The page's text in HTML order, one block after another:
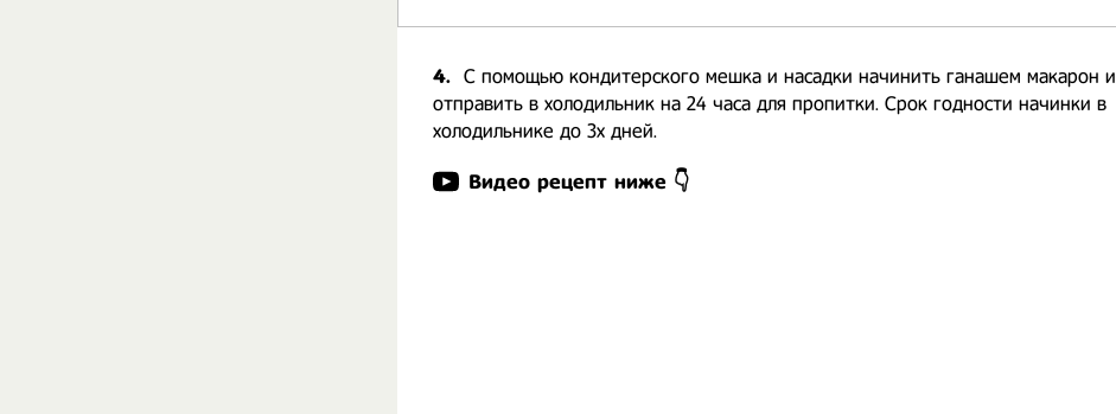
4. С помощью кондитерского мешка и насадки начинить ганашем макарон и
отправить в холодильник на 24 часа для пропитки. Срок годности начинки в
холодильнике до 3х дней.
Видео рецепт ниже 👇